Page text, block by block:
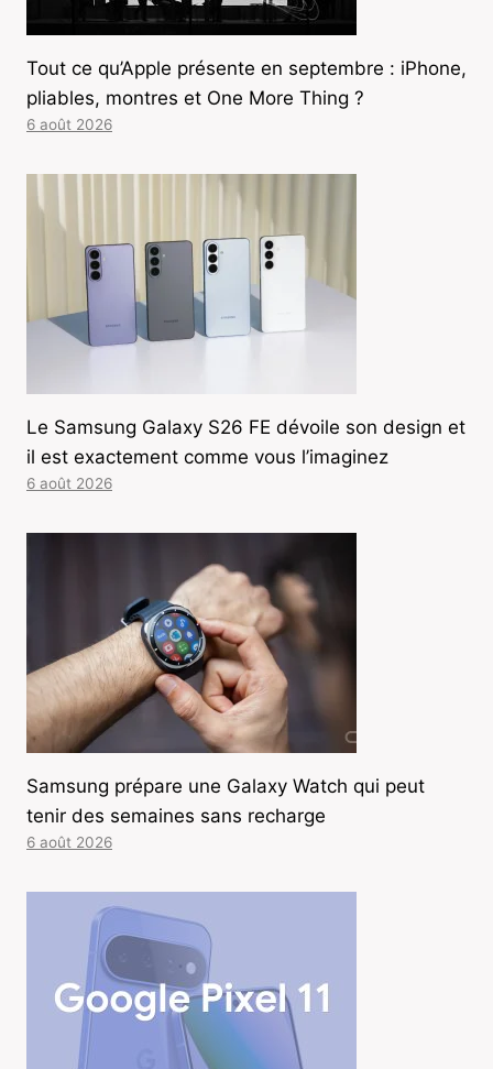
Tout ce qu’Apple présente en septembre : iPhone,
pliables, montres et One More Thing ?
6 août 2026
Le Samsung Galaxy S26 FE dévoile son design et
il est exactement comme vous l’imaginez
6 août 2026
Samsung prépare une Galaxy Watch qui peut
tenir des semaines sans recharge
6 août 2026